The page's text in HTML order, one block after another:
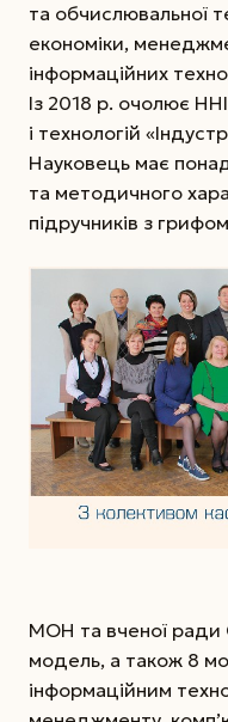
та обчислювальної
економіки,
інформаційних
Із 2018 р. очолює
і технологій
Науковець має
та методичного
підручників з грифом
МОН та вченої ради
модель, а також 8
інформаційним